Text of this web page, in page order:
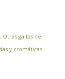
, Otras gaitas de
y cromáticas